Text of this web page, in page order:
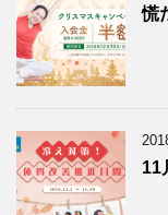
慌
11